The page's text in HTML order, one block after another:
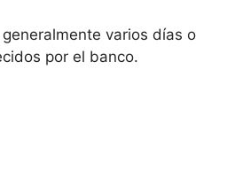
varios días o
por el banco.